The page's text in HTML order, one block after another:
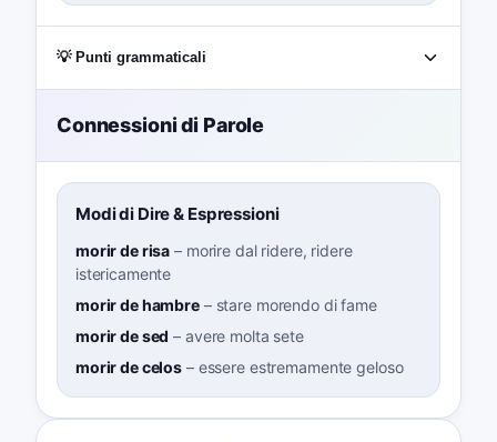
💡 Punti grammaticali
Connessioni di Parole
Modi di Dire & Espressioni
morir de risa – morire dal ridere, ridere
istericamente
morir de hambre – stare morendo di fame
morir de sed – avere molta sete
morir de celos – essere estremamente geloso